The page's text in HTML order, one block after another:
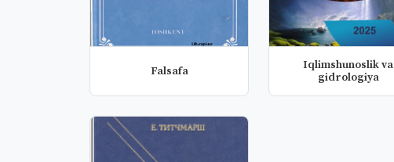
Falsafa
Iqlimshunoslik va
gidrologiya